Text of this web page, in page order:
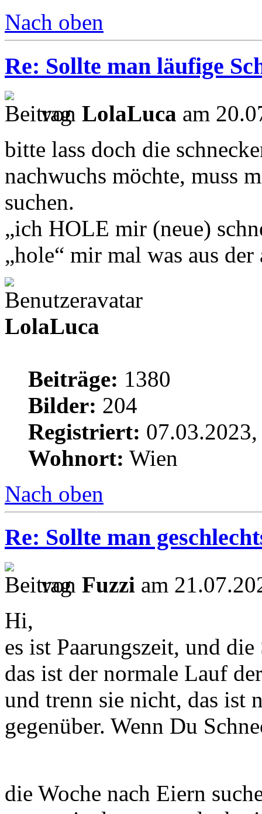
Nach oben
Re: Sollte man läufige
von LolaLuca am
bitte lass doch die
nachwuchs möchte, muss
suchen.
„ich HOLE mir (neue)
„hole“ mir mal was aus
LolaLuca
Beiträge: 1380
Bilder: 204
Registriert:
Wohnort: Wien
Nach oben
Re: Sollte man
von Fuzzi am
Hi,
es ist Paarungszeit, und
das ist der normale Lauf
und trenn sie nicht, das ist
gegenüber. Wenn Du
die Woche nach Eiern